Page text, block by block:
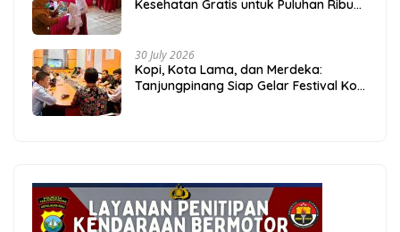
Kesehatan Gratis untuk Puluhan Ribu
30 July 2026
Kopi, Kota Lama, dan Merdeka:
Tanjungpinang Siap Gelar Festival Kopi